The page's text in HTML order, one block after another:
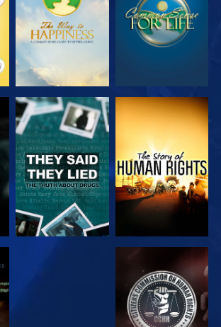
SE SE
SE